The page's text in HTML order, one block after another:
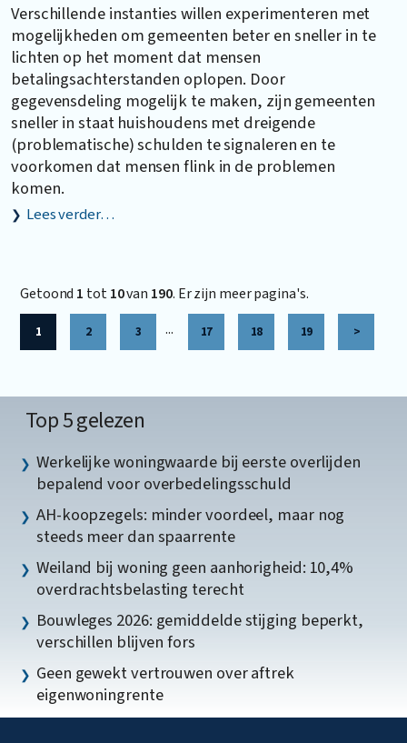
Verschillende instanties willen experimenteren met
mogelijkheden om gemeenten beter en sneller in te
lichten op het moment dat mensen
betalingsachterstanden oplopen. Door
gegevensdeling mogelijk te maken, zijn gemeenten
sneller in staat huishoudens met dreigende
(problematische) schulden te signaleren en te
voorkomen dat mensen flink in de problemen
komen.
Lees verder…
Getoond 1 tot10van 190. Er zijn meer pagina's.
1 2 3 ... 17 18 19 >
Top 5 gelezen
Werkelijke woningwaarde bij eerste overlijden
bepalend voor overbedelingsschuld
AH-koopzegels: minder voordeel, maar nog
steeds meer dan spaarrente
Weiland bij woning geen aanhorigheid: 10,4%
overdrachtsbelasting terecht
Bouwleges 2026: gemiddelde stijging beperkt,
verschillen blijven fors
Geen gewekt vertrouwen over aftrek
eigenwoningrente